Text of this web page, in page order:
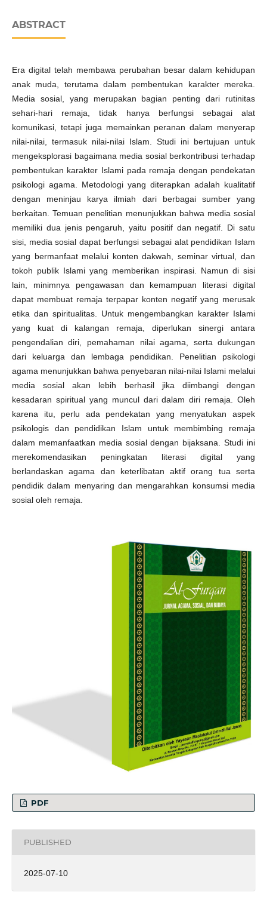
ABSTRACT
Era digital telah membawa perubahan besar dalam kehidupan
anak muda, terutama dalam pembentukan karakter mereka.
Media sosial, yang merupakan bagian penting dari rutinitas
sehari-hari remaja, tidak hanya berfungsi sebagai alat
komunikasi, tetapi juga memainkan peranan dalam menyerap
nilai-nilai, termasuk nilai-nilai Islam. Studi ini bertujuan untuk
mengeksplorasi bagaimana media sosial berkontribusi terhadap
pembentukan karakter Islami pada remaja dengan pendekatan
psikologi agama. Metodologi yang diterapkan adalah kualitatif
dengan meninjau karya ilmiah dari berbagai sumber yang
berkaitan. Temuan penelitian menunjukkan bahwa media sosial
memiliki dua jenis pengaruh, yaitu positif dan negatif. Di satu
sisi, media sosial dapat berfungsi sebagai alat pendidikan Islam
yang bermanfaat melalui konten dakwah, seminar virtual, dan
tokoh publik Islami yang memberikan inspirasi. Namun di sisi
lain, minimnya pengawasan dan kemampuan literasi digital
dapat membuat remaja terpapar konten negatif yang merusak
etika dan spiritualitas. Untuk mengembangkan karakter Islami
yang kuat di kalangan remaja, diperlukan sinergi antara
pengendalian diri, pemahaman nilai agama, serta dukungan
dari keluarga dan lembaga pendidikan. Penelitian psikologi
agama menunjukkan bahwa penyebaran nilai-nilai Islami melalui
media sosial akan lebih berhasil jika diimbangi dengan
kesadaran spiritual yang muncul dari dalam diri remaja. Oleh
karena itu, perlu ada pendekatan yang menyatukan aspek
psikologis dan pendidikan Islam untuk membimbing remaja
dalam memanfaatkan media sosial dengan bijaksana. Studi ini
merekomendasikan peningkatan literasi digital yang
berlandaskan agama dan keterlibatan aktif orang tua serta
pendidik dalam menyaring dan mengarahkan konsumsi media
sosial oleh remaja.
PDF
PUBLISHED
2025-07-10